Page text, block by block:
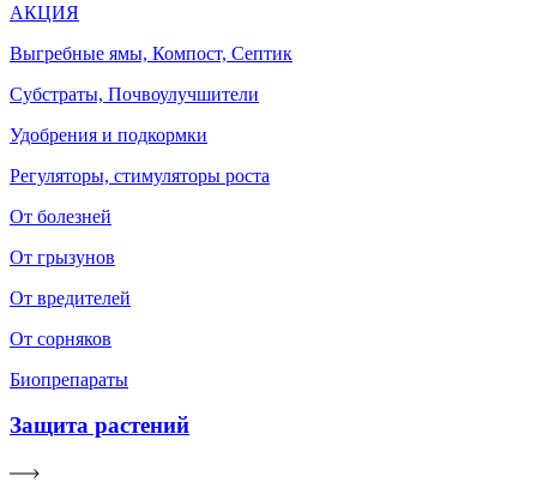
АКЦИЯ
Выгребные ямы, Компост, Септик
Субстраты, Почвоулучшители
Удобрения и подкормки
Регуляторы, стимуляторы роста
От болезней
От грызунов
От вредителей
От сорняков
Биопрепараты
Защита растений